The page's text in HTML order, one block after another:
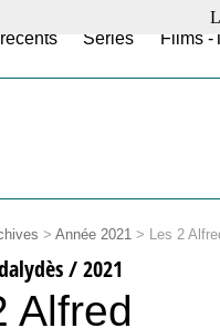
Séries Films -
> Année 2021 > Les 2
/ 2021
Alfred